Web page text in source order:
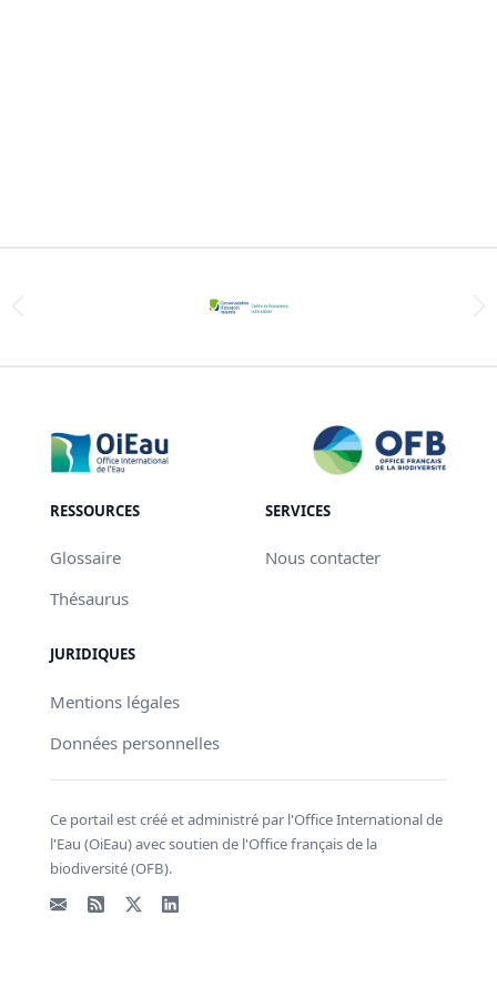
RESSOURCES
Glossaire
Thésaurus
SERVICES
Nous contacter
JURIDIQUES
Mentions légales
Données personnelles
Ce portail est créé et administré par l'Office International de
l'Eau (OiEau) avec soutien de l'Office français de la
biodiversité (OFB).